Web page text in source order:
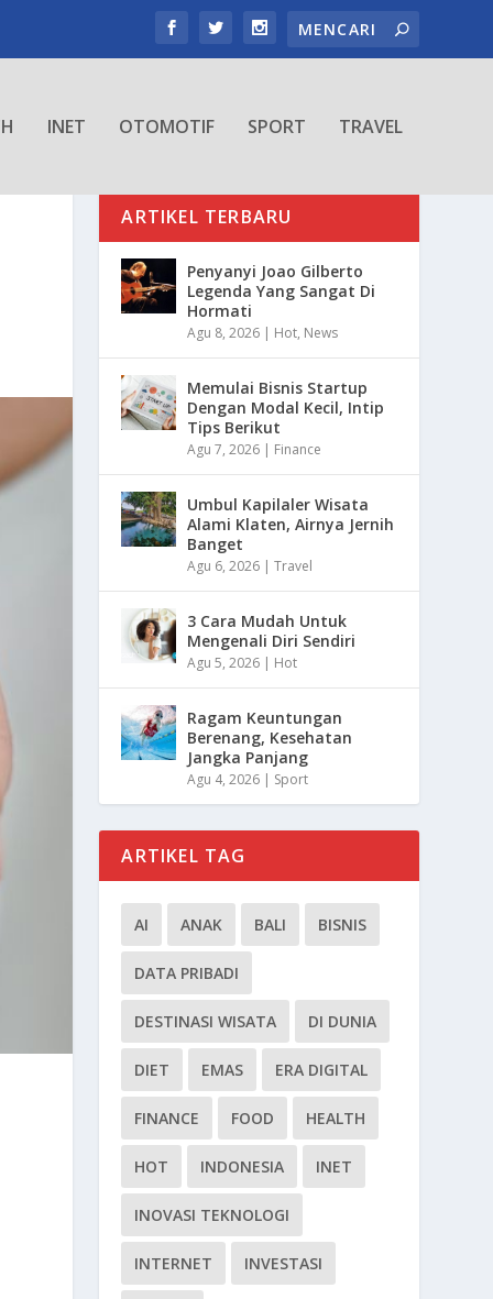
INET OTOMOTIF SPORT TRAVEL
ARTIKEL TERBARU
Penyanyi Joao Gilberto
Legenda Yang Sangat Di
Hormati
Agu 8, 2026 | Hot, News
Memulai Bisnis Startup
Dengan Modal Kecil, Intip
Tips Berikut
Agu 7, 2026 | Finance
Umbul Kapilaler Wisata
Alami Klaten, Airnya Jernih
Banget
Agu 6, 2026 |Travel
3 Cara Mudah Untuk
Mengenali Diri Sendiri
Agu 5, 2026 | Hot
Ragam Keuntungan
Berenang, Kesehatan
Jangka Panjang
Agu 4, 2026 | Sport
ARTIKEL TAG
AI ANAK BALI BISNIS
DATA PRIBADI
DESTINASI WISATA DI DUNIA
DIET EMAS ERA DIGITAL
FINANCE FOOD HEALTH
HOT INDONESIA INET
INOVASI TEKNOLOGI
INTERNET INVESTASI